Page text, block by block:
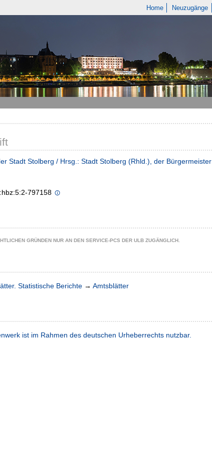
Home Neuzugänge
Stadt Stolberg / Hrsg.: Stadt Stolberg (Rhld.), der Bürgermeister
797158
GRÜNDEN NUR AN DEN SERVICE-PCS DER ULB ZUGÄNGLICH.
Statistische Berichte → Amtsblätter
ist im Rahmen des deutschen Urheberrechts nutzbar.